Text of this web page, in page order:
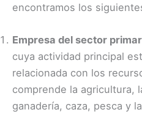
encontramos los
Empresa del sector
cuya actividad principal
relacionada con los
comprende la agricultura,
ganadería, caza, pesca y